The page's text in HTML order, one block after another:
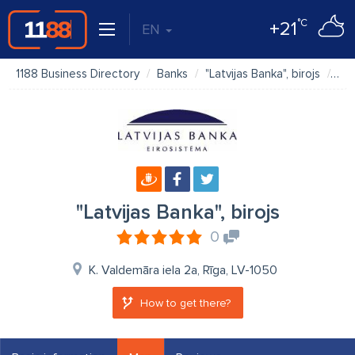
EN +21°C
1188 Business Directory Banks "Latvijas Banka", birojs
"Latvijas Banka", birojs
0
K. Valdemāra iela 2a, Rīga, LV-1050
How to get there?